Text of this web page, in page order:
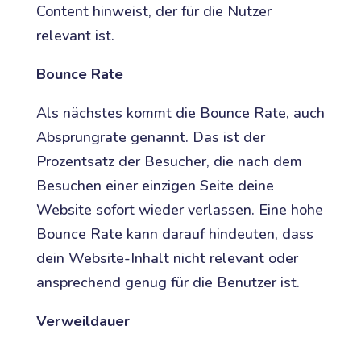
Content hinweist, der für die Nutzer
relevant ist.
Bounce Rate
Als nächstes kommt die Bounce Rate, auch
Absprungrate genannt. Das ist der
Prozentsatz der Besucher, die nach dem
Besuchen einer einzigen Seite deine
Website sofort wieder verlassen. Eine hohe
Bounce Rate kann darauf hindeuten, dass
dein Website-Inhalt nicht relevant oder
ansprechend genug für die Benutzer ist.
Verweildauer